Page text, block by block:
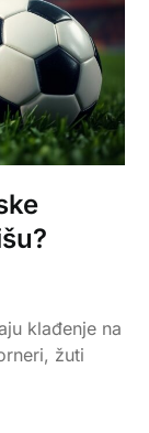
klađenje na
žuti